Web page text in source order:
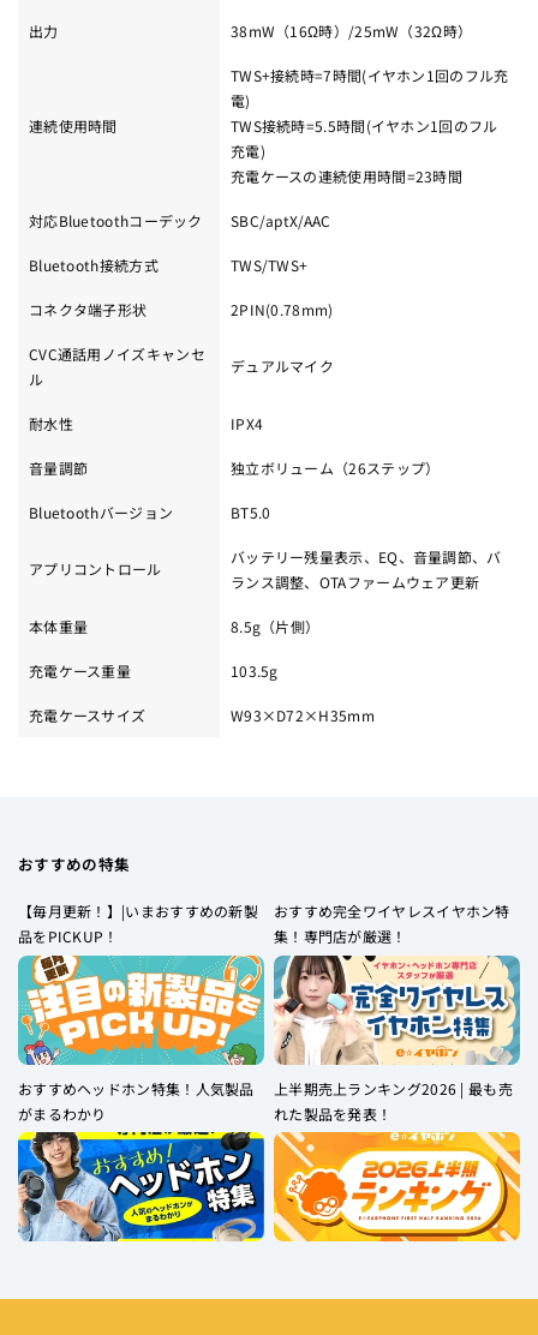
出力 38mW（16Ω時）/25mW（32Ω時）
連続使用時間
TWS+接続時=7時間(イヤホン1回のフル充
電)
TWS接続時=5.5時間(イヤホン1回のフル
充電)
充電ケースの連続使用時間=23時間
対応Bluetoothコーデック SBC/aptX/AAC
Bluetooth接続方式 TWS/TWS+
コネクタ端子形状 2PIN(0.78mm)
CVC通話用ノイズキャンセ
ル
デュアルマイク
耐水性 IPX4
音量調節 独立ボリューム（26ステップ）
Bluetoothバージョン BT5.0
アプリコントロール
バッテリー残量表示、EQ、音量調節、バ
ランス調整、OTAファームウェア更新
本体重量 8.5g（片側）
充電ケース重量 103.5g
充電ケースサイズ W93×D72×H35mm
おすすめの特集
【毎月更新！】|いまおすすめの新製
品をPICKUP！
おすすめ完全ワイヤレスイヤホン特
集！専門店が厳選！
おすすめヘッドホン特集！人気製品
がまるわかり
上半期売上ランキング2026 | 最も売
れた製品を発表！